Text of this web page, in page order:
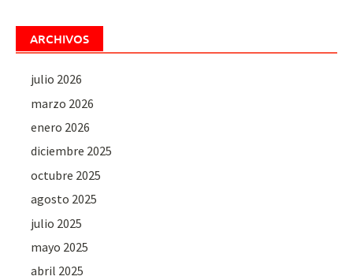
ARCHIVOS
julio 2026
marzo 2026
enero 2026
diciembre 2025
octubre 2025
agosto 2025
julio 2025
mayo 2025
abril 2025